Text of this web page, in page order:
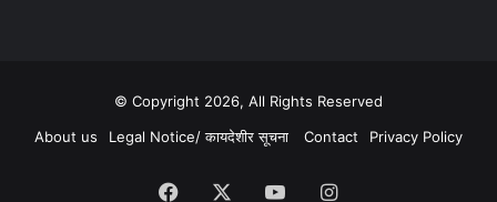
© Copyright 2026, All Rights Reserved
About us
Legal Notice/ कायदेशीर सूचना Contact Privacy Policy
Facebook YouTubeInstagram